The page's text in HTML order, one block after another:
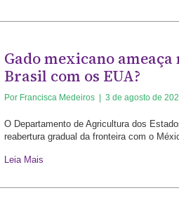
Gado mexicano ameaça
Brasil com os EUA?
Por Francisca Medeiros 3 de agosto de
O Departamento de Agricultura dos
reabertura gradual da fronteira com o
Leia Mais